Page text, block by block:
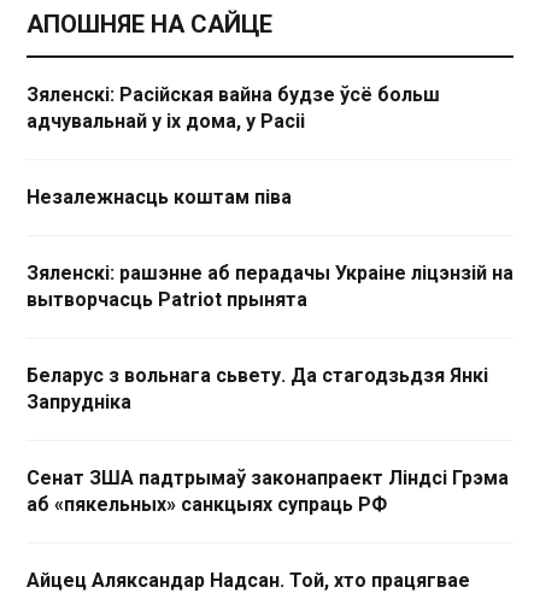
АПОШНЯЕ НА САЙЦЕ
Зяленскі: Расійская вайна будзе ўсё больш
адчувальнай у іх дома, у Расіі
Незалежнасць коштам піва
Зяленскі: рашэнне аб перадачы Украіне ліцэнзій на
вытворчасць Patriot прынята
Беларус з вольнага сьвету. Да стагодзьдзя Янкі
Запрудніка
Сенат ЗША падтрымаў законапраект Ліндсі Грэма
аб «пякельных» санкцыях супраць РФ
Айцец Аляксандар Надсан. Той, хто працягвае